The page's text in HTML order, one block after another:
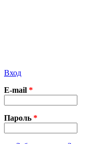
Вход
E-mail *
Пароль *